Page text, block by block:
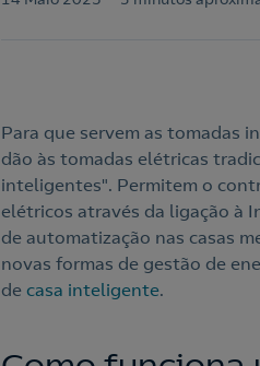
Para que servem as tomadas
dão às tomadas elétricas
inteligentes". Permitem o
elétricos através da ligação à
de automatização nas casas
novas formas de gestão de
de casa inteligente.